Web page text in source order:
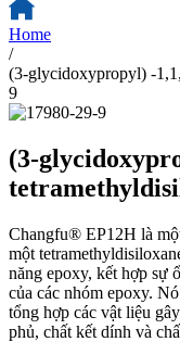
Home
/
(3-glycidoxypropyl) -
9
(3-
Changfu® EP12H là
một
năng epoxy, kết hợp sự
của các nhóm epoxy.
tổng hợp các vật liệu
phủ, chất kết dính và